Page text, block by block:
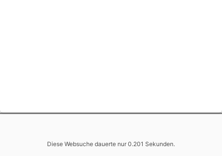
Diese Websuche dauerte nur 0.201 Sekunden.